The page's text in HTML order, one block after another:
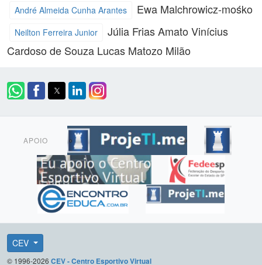
André Almeida Cunha Arantes Ewa Malchrowicz-mośko
Neilton Ferreira Junior Júlia Frias Amato Viní­cius
Cardoso de Souza Lucas Matozo Milão
APOIO
CEV
© 1996-2026 CEV - Centro Esportivo Virtual